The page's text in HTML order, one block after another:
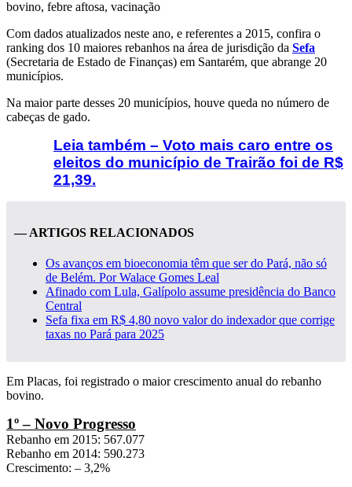
Com dados atualizados neste ano, e referentes a 2015, confira o
ranking dos 10 maiores rebanhos na área de jurisdição da Sefa
(Secretaria de Estado de Finanças) em Santarém, que abrange 20
municípios.
Na maior parte desses 20 municípios, houve queda no número de
cabeças de gado.
Leia também – Voto mais caro entre os
eleitos do município de Trairão foi de R$
21,39.
— ARTIGOS RELACIONADOS
Os avanços em bioeconomia têm que ser do Pará, não só
de Belém. Por Walace Gomes Leal
Afinado com Lula, Galípolo assume presidência do Banco
Central
Sefa fixa em R$ 4,80 novo valor do indexador que corrige
taxas no Pará para 2025
Em Placas, foi registrado o maior crescimento anual do rebanho
bovino.
1º – Novo Progresso
Rebanho em 2015: 567.077
Rebanho em 2014: 590.273
Crescimento: – 3,2%